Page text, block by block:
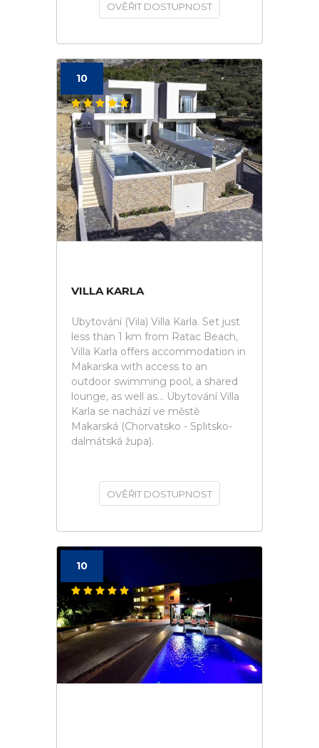
OVĚŘIT DOSTUPNOST
10
VILLA KARLA
Ubytování (Vila) Villa Karla. Set just
less than 1 km from Ratac Beach,
Villa Karla offers accommodation in
Makarska with access to an
outdoor swimming pool, a shared
lounge, as well as... Ubytování Villa
Karla se nachází ve městě
Makarská (Chorvatsko - Splitsko-
dalmátská župa).
OVĚŘIT DOSTUPNOST
10